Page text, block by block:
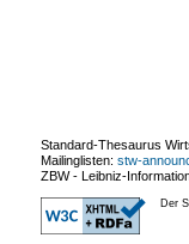
Standard-Thesaurus
Mailinglisten: stw-
ZBW - Leibniz-
Der